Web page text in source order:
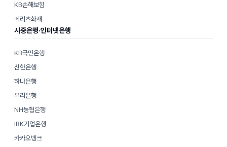
KB손해보험
메리츠화재
시중은행·인터넷은행
KB국민은행
신한은행
하나은행
우리은행
NH농협은행
IBK기업은행
카카오뱅크